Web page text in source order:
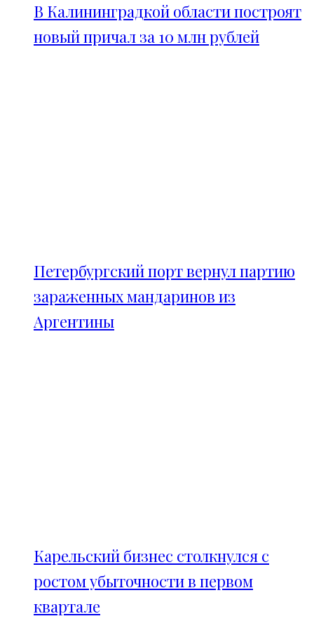
В Калининградкой области построят
новый причал за 10 млн рублей
Петербургский порт вернул партию
зараженных мандаринов из
Аргентины
Карельский бизнес столкнулся с
ростом убыточности в первом
квартале